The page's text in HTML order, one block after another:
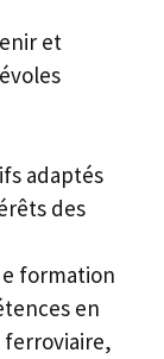
et
adaptés
des
formation
en